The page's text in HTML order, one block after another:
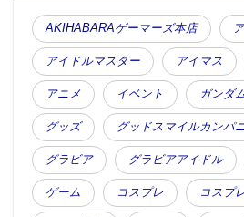
AKIHABARAゲーマーズ本店
アイドルマスター アイマス
アニメ イベント ガンダ
グッズ グッドスマイルカンパ
グラビア グラビアアイドル
ゲーム コスプレ コスプ